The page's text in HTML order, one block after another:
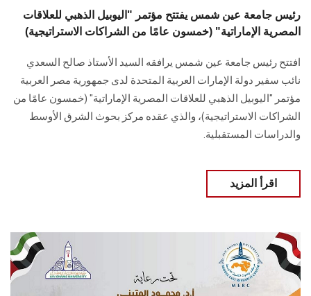
رئيس جامعة عين شمس يفتتح مؤتمر "اليوبيل الذهبي للعلاقات
المصرية الإماراتية" (خمسون عامًا من الشراكات الاستراتيجية)
افتتح رئيس جامعة عين شمس يرافقه السيد الأستاذ صالح السعدي
نائب سفير دولة الإمارات العربية المتحدة لدى جمهورية مصر العربية
مؤتمر "اليوبيل الذهبي للعلاقات المصرية الإماراتية" (خمسون عامًا من
الشراكات الاستراتيجية)، والذي عقده مركز بحوث الشرق الأوسط
والدراسات المستقبلية.
اقرأ المزيد